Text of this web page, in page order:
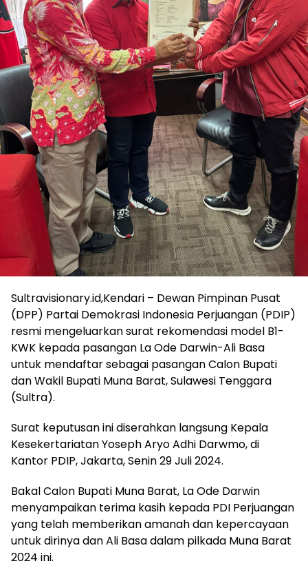
Sultravisionary.id,Kendari – Dewan Pimpinan Pusat
(DPP) Partai Demokrasi Indonesia Perjuangan (PDIP)
resmi mengeluarkan surat rekomendasi model B1-
KWK kepada pasangan La Ode Darwin-Ali Basa
untuk mendaftar sebagai pasangan Calon Bupati
dan Wakil Bupati Muna Barat, Sulawesi Tenggara
(Sultra).
Surat keputusan ini diserahkan langsung Kepala
Kesekertariatan Yoseph Aryo Adhi Darwmo, di
Kantor PDIP, Jakarta, Senin 29 Juli 2024.
Bakal Calon Bupati Muna Barat, La Ode Darwin
menyampaikan terima kasih kepada PDI Perjuangan
yang telah memberikan amanah dan kepercayaan
untuk dirinya dan Ali Basa dalam pilkada Muna Barat
2024 ini.